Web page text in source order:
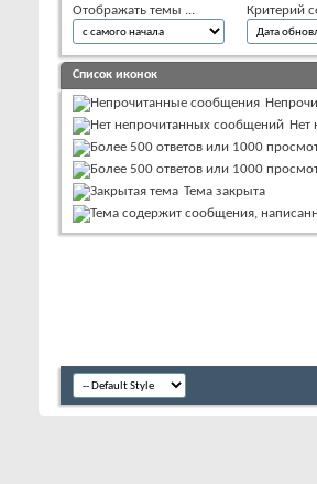
Отображать темы ... Критерий
Список иконок
Нет
Тема закрыта